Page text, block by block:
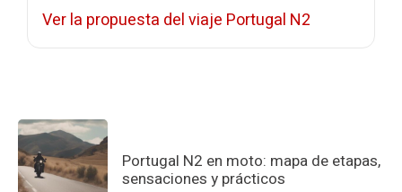
Ver la propuesta del viaje Portugal N2
Portugal N2 en moto: mapa de etapas,
sensaciones y prácticos